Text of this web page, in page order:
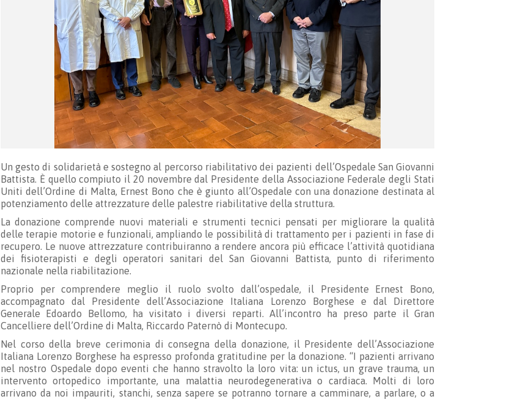
Un gesto di solidarietà e sostegno al percorso riabilitativo dei pazienti dell’Ospedale San Giovanni
Battista. È quello compiuto il 20 novembre dal Presidente della Associazione Federale degli Stati
Uniti dell’Ordine di Malta, Ernest Bono che è giunto all’Ospedale con una donazione destinata al
potenziamento delle attrezzature delle palestre riabilitative della struttura.
La donazione comprende nuovi materiali e strumenti tecnici pensati per migliorare la qualità
delle terapie motorie e funzionali, ampliando le possibilità di trattamento per i pazienti in fase di
recupero. Le nuove attrezzature contribuiranno a rendere ancora più efficace l’attività quotidiana
dei fisioterapisti e degli operatori sanitari del San Giovanni Battista, punto di riferimento
nazionale nella riabilitazione.
Proprio per comprendere meglio il ruolo svolto dall’ospedale, il Presidente Ernest Bono,
accompagnato dal Presidente dell’Associazione Italiana Lorenzo Borghese e dal Direttore
Generale Edoardo Bellomo, ha visitato i diversi reparti. All’incontro ha preso parte il Gran
Cancelliere dell’Ordine di Malta, Riccardo Paternò di Montecupo.
Nel corso della breve cerimonia di consegna della donazione, il Presidente dell’Associazione
Italiana Lorenzo Borghese ha espresso profonda gratitudine per la donazione. “I pazienti arrivano
nel nostro Ospedale dopo eventi che hanno stravolto la loro vita: un ictus, un grave trauma, un
intervento ortopedico importante, una malattia neurodegenerativa o cardiaca. Molti di loro
arrivano da noi impauriti, stanchi, senza sapere se potranno tornare a camminare, a parlare, o a